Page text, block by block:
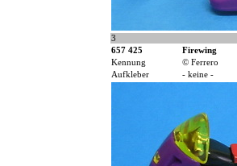
3
657 425
Firewing
Kennung
© Ferrero
Aufkleber
- keine -